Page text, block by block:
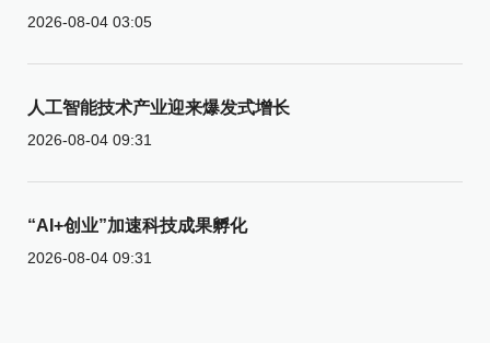
2026-08-04 03:05
人工智能技术产业迎来爆发式增长
2026-08-04 09:31
“AI+创业”加速科技成果孵化
2026-08-04 09:31